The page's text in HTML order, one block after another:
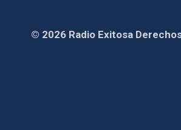
© 2026 Radio Exitosa